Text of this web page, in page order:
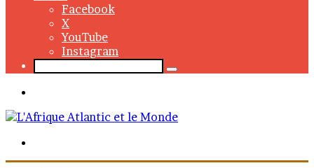
Facebook
X
YouTube
Instagram
Rechercher